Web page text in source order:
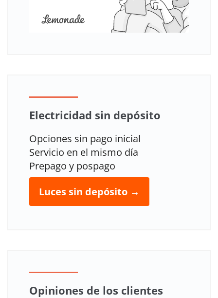
Electricidad sin depósito
Opciones sin pago inicial
Servicio en el mismo día
Prepago y pospago
Luces sin depósito →
Opiniones de los clientes